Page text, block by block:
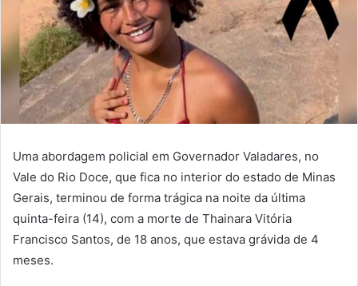
Uma abordagem policial em Governador Valadares, no
Vale do Rio Doce, que fica no interior do estado de Minas
Gerais, terminou de forma trágica na noite da última
quinta-feira (14), com a morte de Thainara Vitória
Francisco Santos, de 18 anos, que estava grávida de 4
meses.